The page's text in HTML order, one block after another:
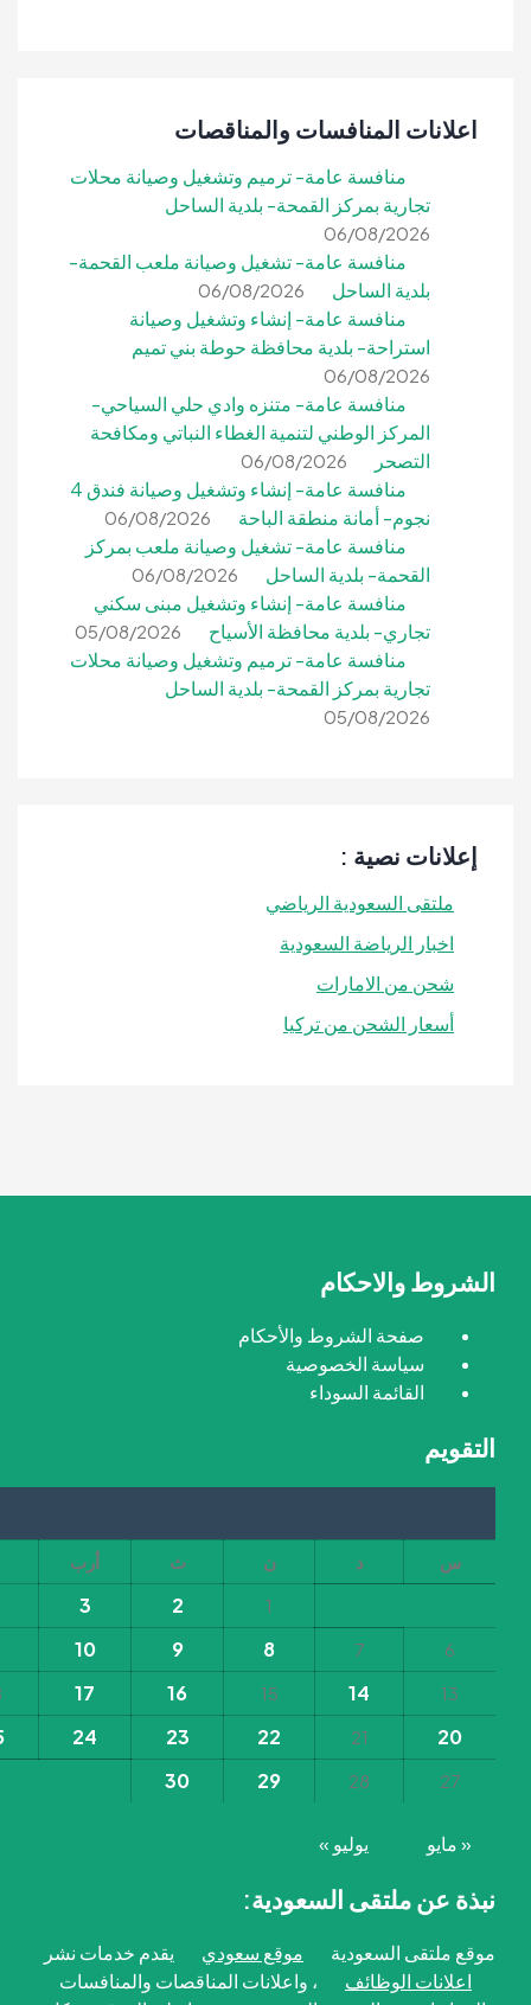
اعلانات المنافسات والمناقصات
منافسة عامة- ترميم وتشغيل وصيانة محلات
تجارية بمركز القمحة- بلدية الساحل
06/08/2026
منافسة عامة- تشغيل وصيانة ملعب القحمة-
بلدية الساحل
06/08/2026
منافسة عامة- إنشاء وتشغيل وصيانة
استراحة- بلدية محافظة حوطة بني تميم
06/08/2026
منافسة عامة- متنزه وادي حلي السياحي-
المركز الوطني لتنمية الغطاء النباتي ومكافحة
التصحر
06/08/2026
منافسة عامة- إنشاء وتشغيل وصيانة فندق 4
نجوم- أمانة منطقة الباحة
06/08/2026
منافسة عامة- تشغيل وصيانة ملعب بمركز
القحمة- بلدية الساحل
06/08/2026
منافسة عامة- إنشاء وتشغيل مبنى سكني
تجاري- بلدية محافظة الأسياح
05/08/2026
منافسة عامة- ترميم وتشغيل وصيانة محلات
تجارية بمركز القمحة- بلدية الساحل
05/08/2026
إعلانات نصية :
ملتقى السعودية الرياضي
اخبار الرياضة السعودية
شحن من الامارات
أسعار الشحن من تركيا
الشروط والاحكام
صفحة الشروط والأحكام
سياسة الخصوصية
القائمة السوداء
التقويم
س د ن ث
أرب
1
2
3
6
7
8
9
10
13
14
15
16
17
20
21
22
23
24
27
28
29
30
« مايو يوليو »
نبذة عن ملتقى السعودية:
موقع ملتقى السعودية موقع سعودي
يقدم خدمات نشر
اعلانات الوظائف
، واعلانات المناقصات والمنافسات